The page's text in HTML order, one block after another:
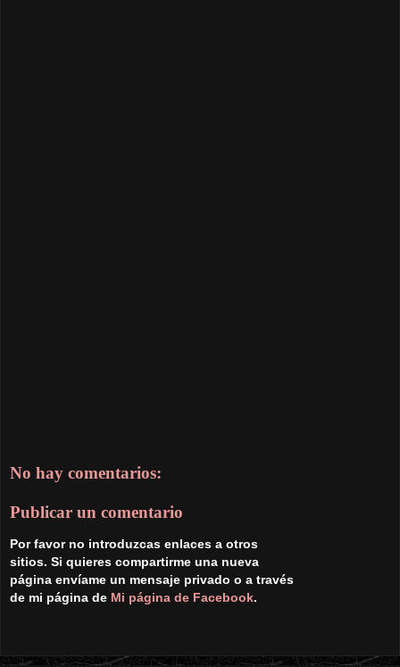
No hay comentarios:
Publicar un comentario
Por favor no introduzcas enlaces a otros
sitios. Si quieres compartirme una nueva
página envíame un mensaje privado o a través
de mi página de Mi página de Facebook.